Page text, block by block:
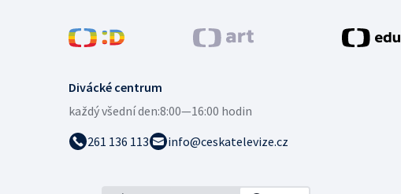
Divácké centrum
každý všední den:8:00—16:00 hodin
261 136 113
info@ceskatelevize.cz